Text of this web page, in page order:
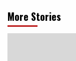
More Stories